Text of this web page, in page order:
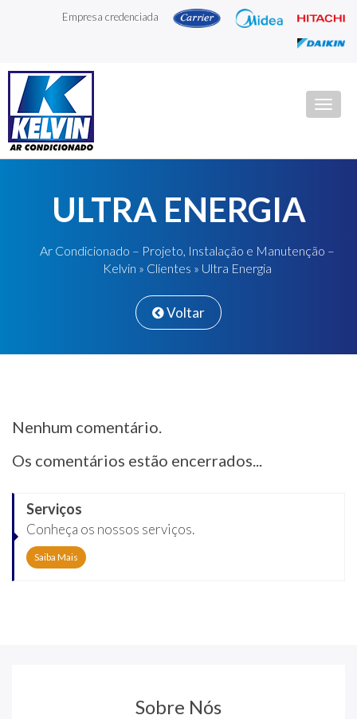
Empresa credenciada
ULTRA ENERGIA
Ar Condicionado – Projeto, Instalação e Manutenção –
Kelvin » Clientes » Ultra Energia
Voltar
Nenhum comentário.
Os comentários estão encerrados...
Serviços
Conheça os nossos serviços.
Saiba Mais
Sobre Nós